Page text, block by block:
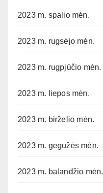
2023 m. spalio mėn.
2023 m. rugsėjo mėn.
2023 m. rugpjūčio mėn.
2023 m. liepos mėn.
2023 m. birželio mėn.
2023 m. gegužės mėn.
2023 m. balandžio mėn.